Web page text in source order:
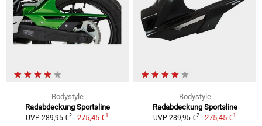
Bodystyle
Radabdeckung Sportsline
UVP 289,95 €2 275,45 €1
Bodystyle
Radabdeckung Sportsline
UVP 289,95 €2 275,45 €1